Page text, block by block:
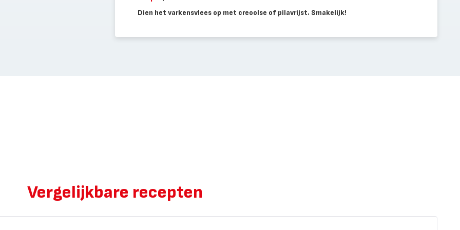
Dien het varkensvlees op met creoolse of pilavrijst. Smakelijk!
Vergelijkbare recepten